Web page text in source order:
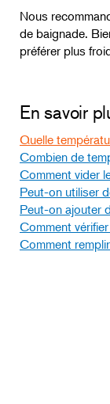
Nous
de baignade.
préférer plus
En savoir
Quelle
Combien de
Comment vider
Peut-on utiliser
Peut-on ajouter
Comment
Comment